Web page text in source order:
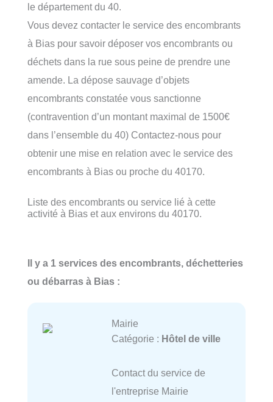
le département du 40.
Vous devez contacter le service des encombrants
à Bias pour savoir déposer vos encombrants ou
déchets dans la rue sous peine de prendre une
amende. La dépose sauvage d’objets
encombrants constatée vous sanctionne
(contravention d’un montant maximal de 1500€
dans l’ensemble du 40) Contactez-nous pour
obtenir une mise en relation avec le service des
encombrants à Bias ou proche du 40170.
Liste des encombrants ou service lié à cette
activité à Bias et aux environs du 40170.
Il y a 1 services des encombrants, déchetteries
ou débarras à Bias :
Mairie
Catégorie : Hôtel de ville
Contact du service de
l'entreprise Mairie